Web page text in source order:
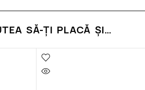
SĂ-ȚI PLACĂ ȘI…